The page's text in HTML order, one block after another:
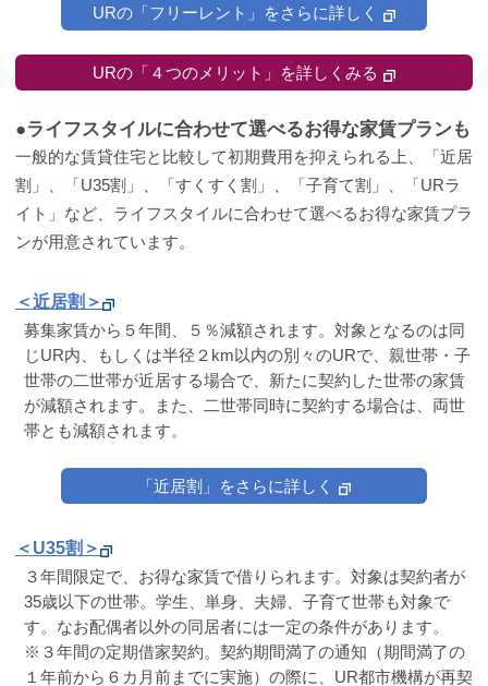
URの「フリーレント」をさらに詳しく
URの「４つのメリット」を詳しくみる
●ライフスタイルに合わせて選べるお得な家賃プランも
一般的な賃貸住宅と比較して初期費用を抑えられる上、「近居
割」、「U35割」、「すくすく割」、「子育て割」、「URラ
イト」など、ライフスタイルに合わせて選べるお得な家賃プラ
ンが用意されています。
＜近居割＞
募集家賃から５年間、５％減額されます。対象となるのは同
じUR内、もしくは半径２km以内の別々のURで、親世帯・子
世帯の二世帯が近居する場合で、新たに契約した世帯の家賃
が減額されます。また、二世帯同時に契約する場合は、両世
帯とも減額されます。
「近居割」をさらに詳しく
＜U35割＞
３年間限定で、お得な家賃で借りられます。対象は契約者が
35歳以下の世帯。学生、単身、夫婦、子育て世帯も対象で
す。なお配偶者以外の同居者には一定の条件があります。
※３年間の定期借家契約。契約期間満了の通知（期間満了の
１年前から６カ月前までに実施）の際に、UR都市機構が再契